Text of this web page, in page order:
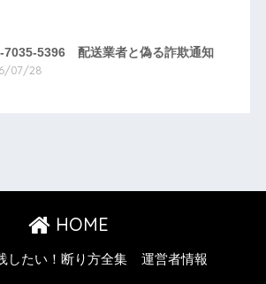
7035-5396 配送業者と偽る詐欺通知
07/28
HOME
したい！断り方全集 運営者情報